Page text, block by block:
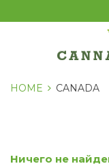
к
HOME CANADA
Ничего не